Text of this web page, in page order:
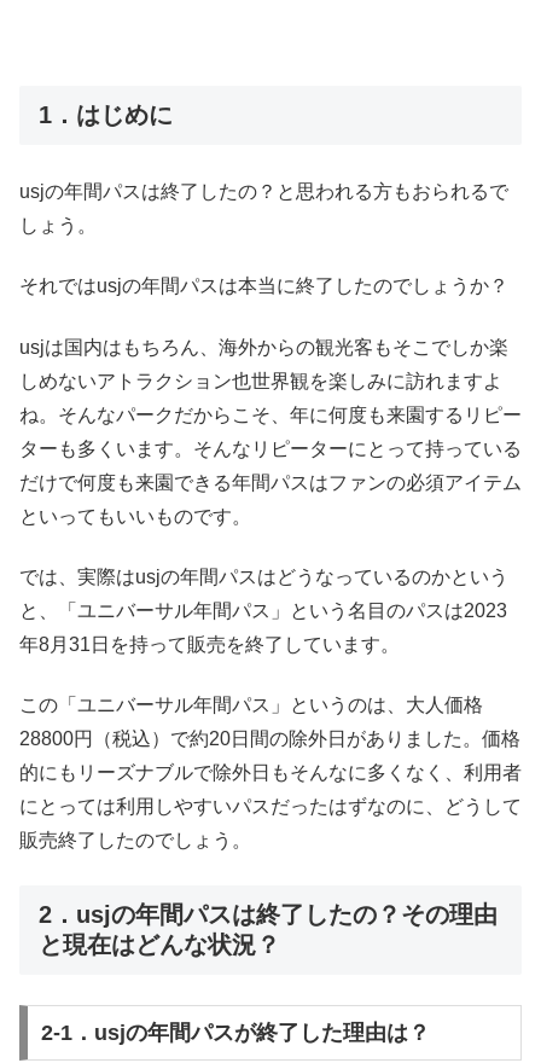
1．はじめに
usjの年間パスは終了したの？と思われる方もおられるで
しょう。
それではusjの年間パスは本当に終了したのでしょうか？
usjは国内はもちろん、海外からの観光客もそこでしか楽
しめないアトラクション也世界観を楽しみに訪れますよ
ね。そんなパークだからこそ、年に何度も来園するリピー
ターも多くいます。そんなリピーターにとって持っている
だけで何度も来園できる年間パスはファンの必須アイテム
といってもいいものです。
では、実際はusjの年間パスはどうなっているのかという
と、「ユニバーサル年間パス」という名目のパスは2023
年8月31日を持って販売を終了しています。
この「ユニバーサル年間パス」というのは、大人価格
28800円（税込）で約20日間の除外日がありました。価格
的にもリーズナブルで除外日もそんなに多くなく、利用者
にとっては利用しやすいパスだったはずなのに、どうして
販売終了したのでしょう。
2．usjの年間パスは終了したの？その理由
と現在はどんな状況？
2-1．usjの年間パスが終了した理由は？